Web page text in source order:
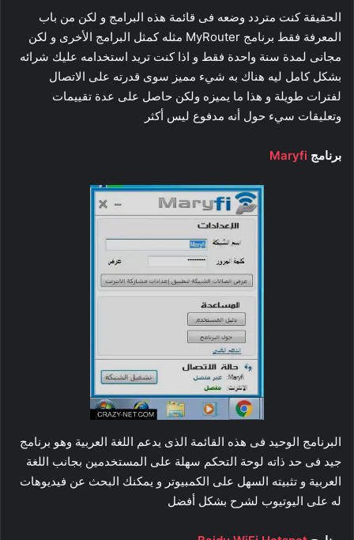
الحقيقة كنت متردد وضعه فى قائمة هذه البرامج و لكن من باب
المعرفة فقط برنامج MyRouter مثله كمثل البرامج الأخرى و لكن
مجانى لمدة سنة واحدة فقط و اذا كنت تريد استخدامه عليك شرائه
بشكل كامل ليه هناك به شيء مميز سوى قدرته على الاتصال
لفترات طويلة و هذا ما يميزه ولكن حاصل على عدة تقييمات
وتعليقات سيء حول أنه مدفوع ليس أكثر
برنامج Maryfi
البرنامج الوحيد فى هذه القائمة الذى يدعم اللغة العربية وهو برنامج
جيد فى حد ذاته لوحة التحكم سهلة على المستخدمين بجانب اللغة
العربية و تثبيته السهل على الكمبيوتر و يمكنك البحث عن فيديوهات
له على اليوتيوب لشرح بشكل أفضل